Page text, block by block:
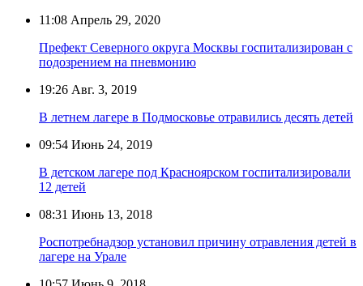
11:08 Апрель 29, 2020
Префект Северного округа Москвы госпитализирован с
подозрением на пневмонию
19:26 Авг. 3, 2019
В летнем лагере в Подмосковье отравились десять детей
09:54 Июнь 24, 2019
В детском лагере под Красноярском госпитализировали
12 детей
08:31 Июнь 13, 2018
Роспотребнадзор установил причину отравления детей в
лагере на Урале